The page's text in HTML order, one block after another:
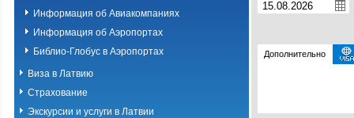
Информация об Авиакомпаниях
Информация об Аэропортах
Библио-Глобус в Аэропортах
Виза в Латвию
Страхование
Экскурсии и услуги в Латвии
Дополнительно